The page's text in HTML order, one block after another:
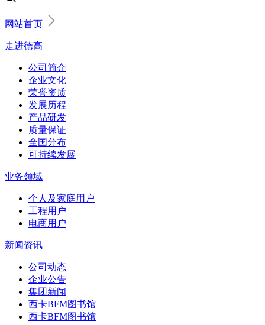
网站首页
走进德高
公司简介
企业文化
荣誉资质
发展历程
产品研发
质量保证
全国分布
可持续发展
业务领域
个人及家庭用户
工程用户
电商用户
新闻资讯
公司动态
企业公告
集团新闻
西卡BFM图书馆
西卡BFM图书馆